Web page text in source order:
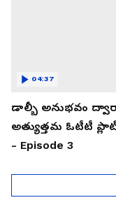
డాల్బీ అనుభవం
అత్యుత్తమ ఓటీటీ
- Episode 3
04:37